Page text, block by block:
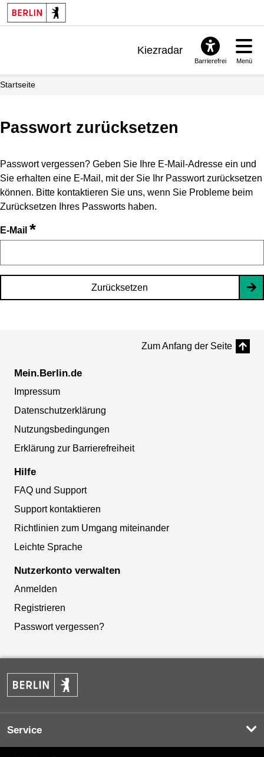
Kiezradar
Barrierefrei Menü
Startseite
Passwort zurücksetzen
Passwort vergessen? Geben Sie Ihre E-Mail-Adresse ein und
Sie erhalten eine E-Mail, mit der Sie Ihr Passwort zurücksetzen
können. Bitte kontaktieren Sie uns, wenn Sie Probleme beim
Zurücksetzen Ihres Passworts haben.
E-Mail *
Zurücksetzen
Zum Anfang der Seite
Mein.Berlin.de
Impressum
Datenschutzerklärung
Nutzungsbedingungen
Erklärung zur Barrierefreiheit
Hilfe
FAQ und Support
Support kontaktieren
Richtlinien zum Umgang miteinander
Leichte Sprache
Nutzerkonto verwalten
Anmelden
Registrieren
Passwort vergessen?
Service